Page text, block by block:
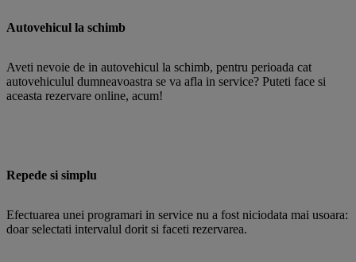
Autovehicul la schimb
Aveti nevoie de in autovehicul la schimb, pentru perioada cat
autovehiculul dumneavoastra se va afla in service? Puteti face si
aceasta rezervare online, acum!
Repede si simplu
Efectuarea unei programari in service nu a fost niciodata mai usoara:
doar selectati intervalul dorit si faceti rezervarea.